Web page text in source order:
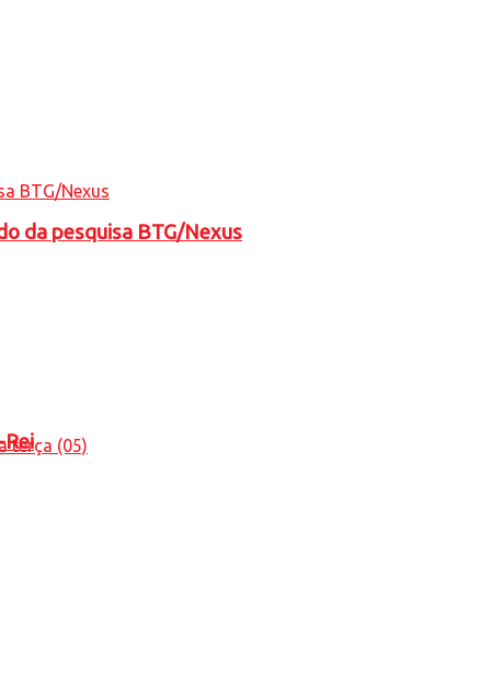
da pesquisa BTG/Nexus